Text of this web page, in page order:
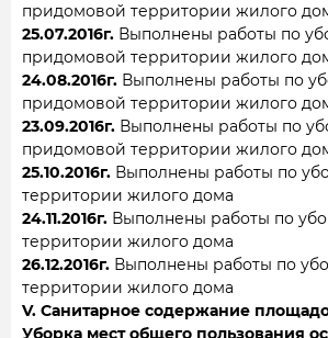
придомовой территории жилого
25.07.2016г. Выполнены работы по
придомовой территории жилого
24.08.2016г. Выполнены работы по
придомовой территории жилого
23.09.2016г. Выполнены работы по
придомовой территории жилого
25.10.2016г. Выполнены работы по
территории жилого дома
24.11.2016г. Выполнены работы по
территории жилого дома
26.12.2016г. Выполнены работы по
территории жилого дома
V. Санитарное содержание
Уборка мест общего пользования